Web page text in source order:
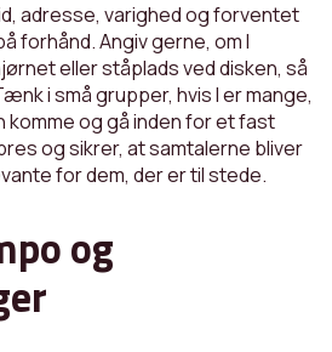
adresse, varighed og forventet
forhånd. Angiv gerne, om I
eller ståplads ved disken, så
i små grupper, hvis I er mange,
komme og gå inden for et fast
og sikrer, at samtalerne bliver
for dem, der er til stede.
og